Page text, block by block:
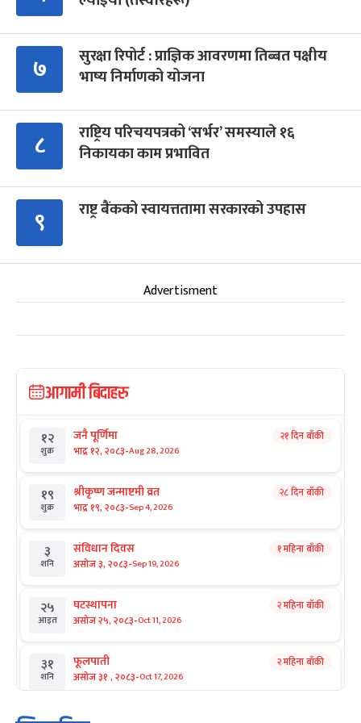
७
सुरक्षा रिपोर्ट : प्राज्ञिक आवरणमा तिब्बत पक्षीय
भाष्य निर्माणको योजना
८
राष्ट्रिय परिचयपत्रको ‘सर्भर’ समस्याले १६
निकायका काम प्रभावित
९ राष्ट्र बैंकको स्वायत्ततामा सरकारको उपहास
Advertisment
आगामी बिदाहरु
१२
शुक्र
जनै पूर्णिमा
भाद्र १२, २०८३-Aug 28, 2026
२१ दिन बाँकी
१९
शुक्र
श्रीकृष्ण जन्माष्टमी व्रत
भाद्र १९, २०८३-Sep 4, 2026
२८ दिन बाँकी
३
शनि
संविधान दिवस
असोज ३, २०८३-Sep 19, 2026
१ महिना बाँकी
२५
आइत
घटस्थापना
असोज २५, २०८३-Oct 11, 2026
२ महिना बाँकी
३१
शनि
फूलपाती
असोज ३१ , २०८३-Oct 17, 2026
२ महिना बाँकी
कार्तिक सङ्क्रान्ति